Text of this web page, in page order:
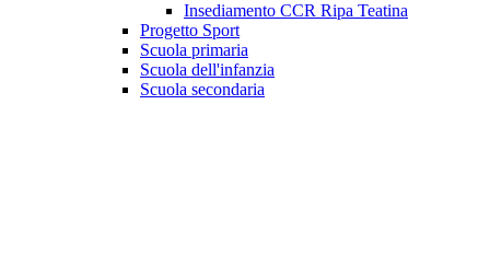
Insediamento CCR Ripa Teatina
Progetto Sport
Scuola primaria
Scuola dell'infanzia
Scuola secondaria